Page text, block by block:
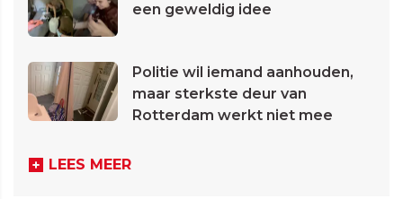
een geweldig idee
Politie wil iemand aanhouden,
maar sterkste deur van
Rotterdam werkt niet mee
LEES MEER